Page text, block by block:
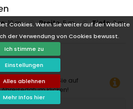
Cookies. Wenn Sie weiter auf der Website
der Verwendung von Cookies bewusst.
Ich stimme zu
Einstellungen
Alles ablehnen
Mehr Infos hier
:10 m. Breite: 5 m. Tiefe:2 m.
indem Sie auf
klicken!